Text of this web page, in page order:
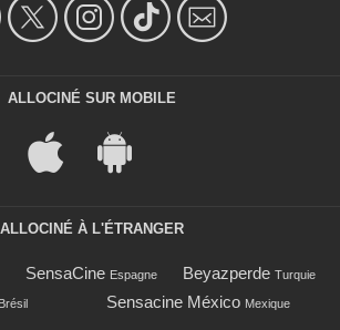
ALLOCINÉ SUR MOBILE
ALLOCINÉ À L'ÉTRANGER
SensaCine Espagne Beyazperde Turquie
Brésil Sensacine México Mexique